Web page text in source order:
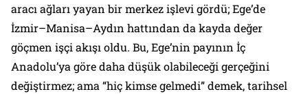
aracı ağları yayan bir merkez işlevi gördü; Ege’de
İzmir–Manisa–Aydın hattından da kayda değer
göçmen işçi akışı oldu. Bu, Ege’nin payının İç
Anadolu’ya göre daha düşük olabileceği gerçeğini
değiştirmez; ama “hiç kimse gelmedi” demek, tarihsel